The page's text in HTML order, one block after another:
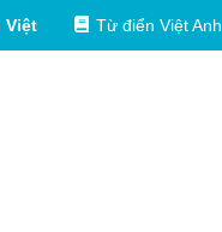
Việt Từ điển Việt Anh